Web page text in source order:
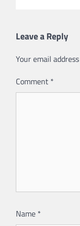
Leave a Reply
Your email
Comment *
Name *